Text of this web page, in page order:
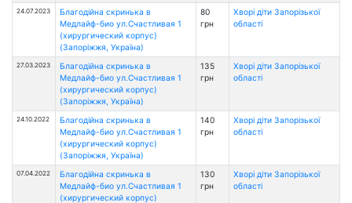
24.07.2023
Благодійна скринька в
Медлайф-био ул.Счастливая 1
(хирургический корпус)
(Запоріжжя, Україна)
80
грн
Хворі діти Запорізької
області
27.03.2023
Благодійна скринька в
Медлайф-био ул.Счастливая 1
(хирургический корпус)
(Запоріжжя, Україна)
135
грн
Хворі діти Запорізької
області
24.10.2022
Благодійна скринька в
Медлайф-био ул.Счастливая 1
(хирургический корпус)
(Запоріжжя, Україна)
140
грн
Хворі діти Запорізької
області
07.04.2022
Благодійна скринька в
Медлайф-био ул.Счастливая 1
(хирургический корпус)
130
грн
Хворі діти Запорізької
області